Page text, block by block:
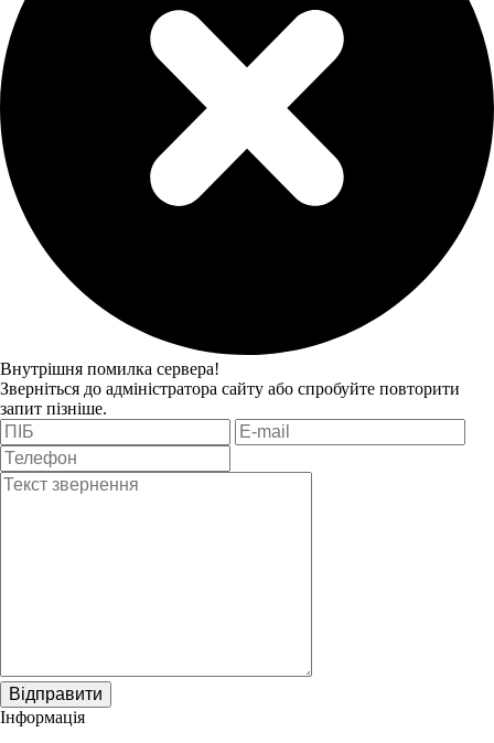
Внутрішня помилка сервера!
Зверніться до адміністратора сайту або спробуйте повторити
запит пізніше.
Відправити
Інформація